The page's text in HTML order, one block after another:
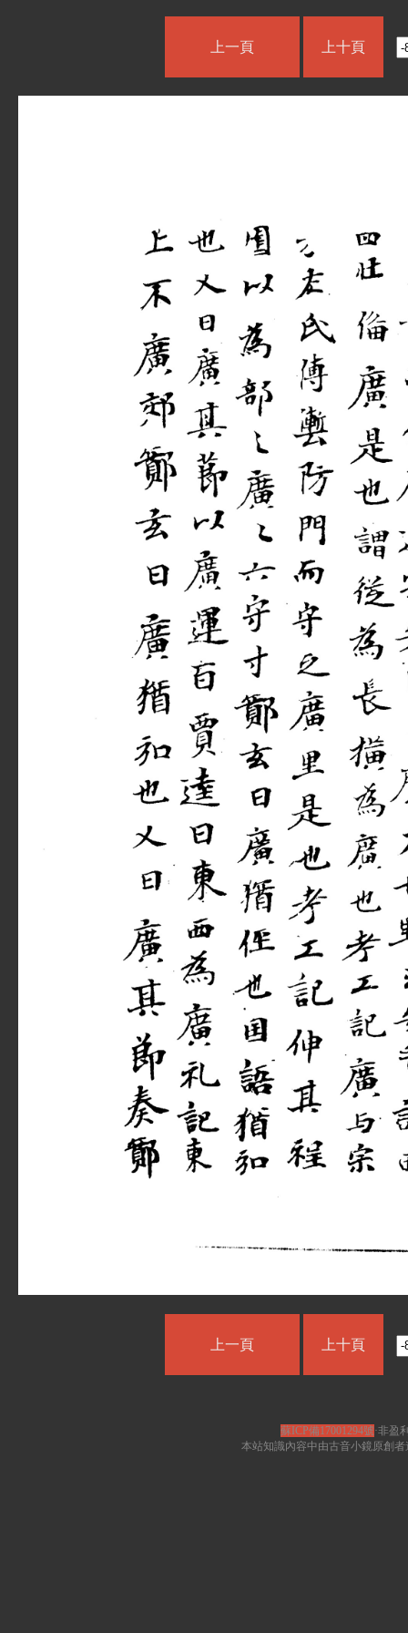
上一頁 上十頁
上一頁 上十頁
蘇ICP備17001294號·非盈
本站知識內容中由古音小鏡原創